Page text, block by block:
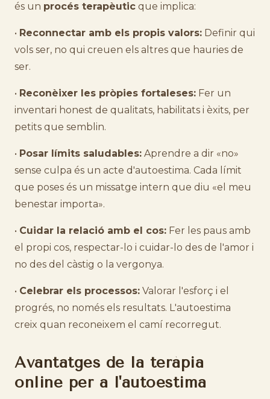
és un procés terapèutic que implica:
• Reconnectar amb els propis valors: Definir qui
vols ser, no qui creuen els altres que hauries de
ser.
• Reconèixer les pròpies fortaleses: Fer un
inventari honest de qualitats, habilitats i èxits, per
petits que semblin.
• Posar límits saludables: Aprendre a dir «no»
sense culpa és un acte d'autoestima. Cada límit
que poses és un missatge intern que diu «el meu
benestar importa».
• Cuidar la relació amb el cos: Fer les paus amb
el propi cos, respectar-lo i cuidar-lo des de l'amor i
no des del càstig o la vergonya.
• Celebrar els processos: Valorar l'esforç i el
progrés, no només els resultats. L'autoestima
creix quan reconeixem el camí recorregut.
Avantatges de la teràpia
online per a l'autoestima